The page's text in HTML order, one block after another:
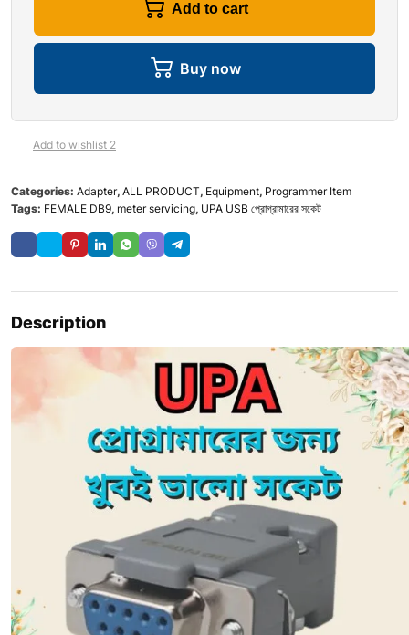
Add to cart
Buy now
Add to wishlist 2
Categories: Adapter, ALL PRODUCT, Equipment, Programmer Item
Tags: FEMALE DB9, meter servicing, UPA USB প্রোগ্রামারের সকেট
Description